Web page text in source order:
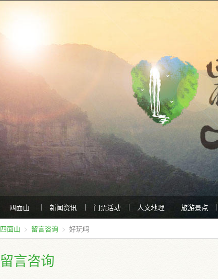
四面山 新闻资讯 门票活动 人文地理 旅游景点
四面山 留言咨询 好玩吗
留言咨询